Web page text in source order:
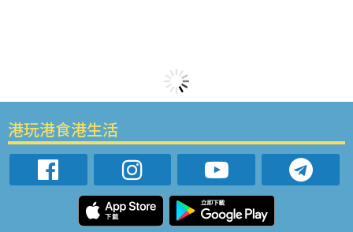
港玩港食港生活